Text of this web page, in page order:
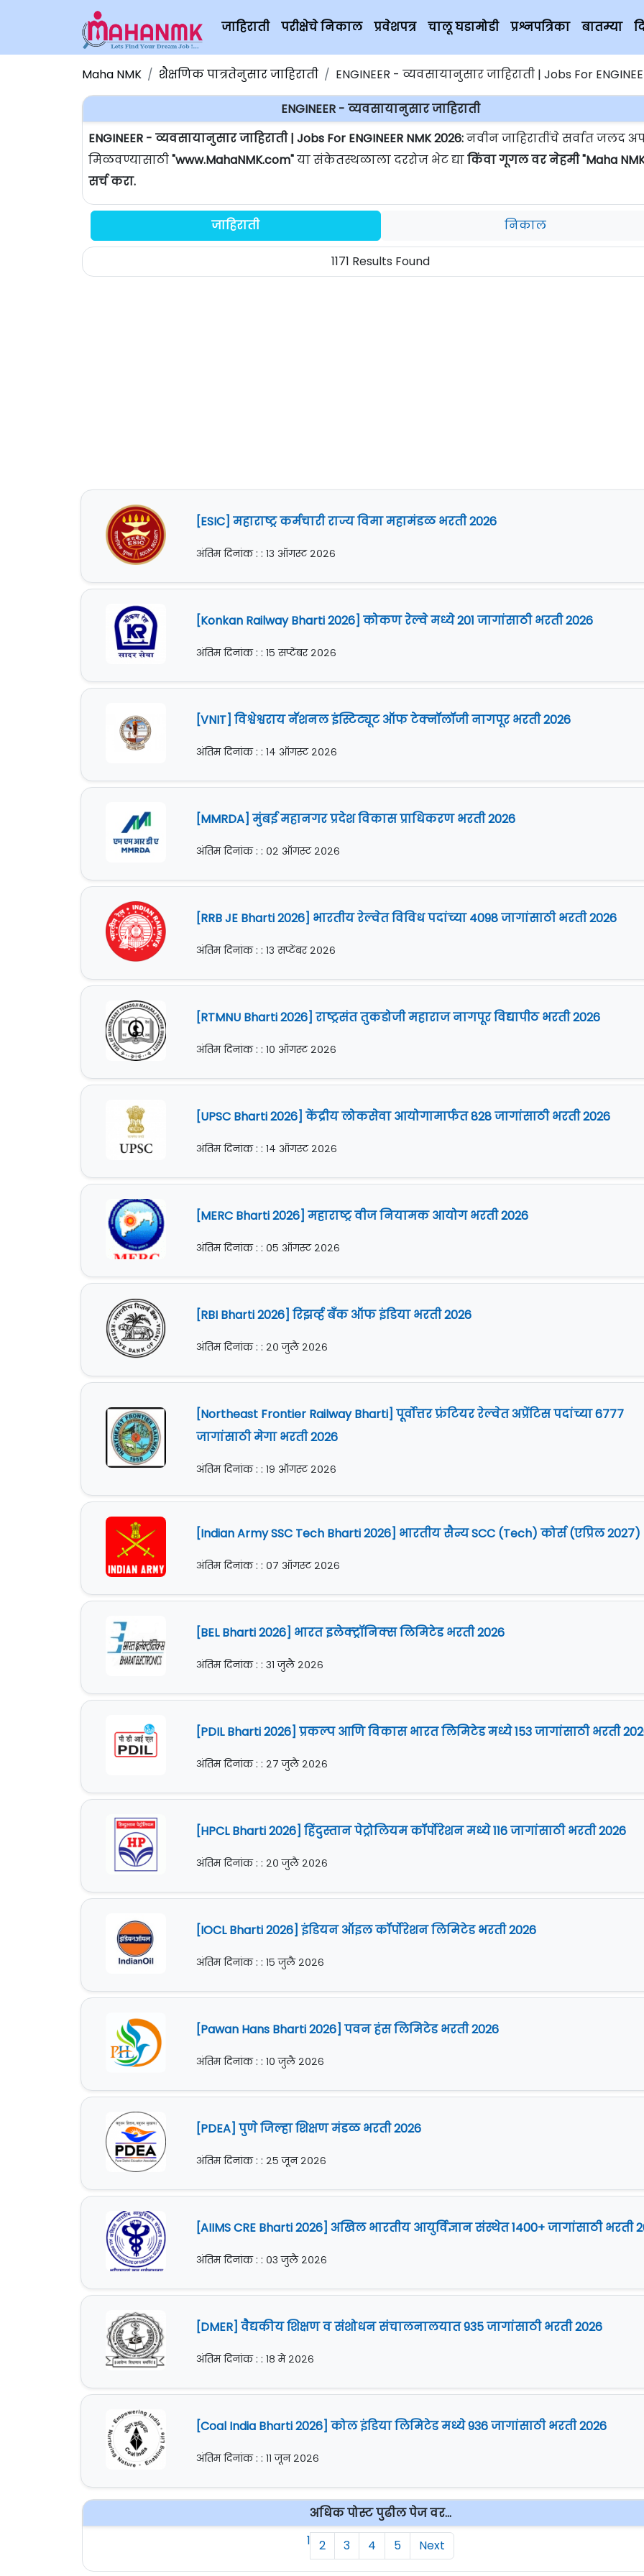
जाहिराती परीक्षेचे निकाल प्रवेशपत्र चालू घडामोडी प्रश्नपत्रिका बातम्या
Maha NMK शैक्षणिक पात्रतेनुसार जाहिराती ENGINEER - व्यवसायानुसार जाहिराती | Jobs For
ENGINEER - व्यवसायानुसार जाहिराती
ENGINEER - व्यवसायानुसार जाहिराती | Jobs For ENGINEER NMK 2026:नवीन जाहिरातींचे सर्वात जलद
मिळवण्यासाठी"www.MahaNMK.com"या संकेतस्थळाला दररोज भेट द्याकिंवा गूगल वर नेहमी "Maha
सर्च करा.
जाहिराती निकाल
1171 Results Found
[ESIC] महाराष्ट्र कर्मचारी राज्य विमा महामंडळ भरती 2026
अंतिम दिनांक : : १३ ऑगस्ट २०२६
[Konkan Railway Bharti 2026] कोकण रेल्वे मध्ये 201 जागांसाठी भरती 2026
अंतिम दिनांक : : १५ सप्टेंबर २०२६
[VNIT] विश्वेश्वराय नॅशनल इंस्टिट्यूट ऑफ टेक्नॉलॉजी नागपूर भरती 2026
अंतिम दिनांक : : १४ ऑगस्ट २०२६
[MMRDA] मुंबई महानगर प्रदेश विकास प्राधिकरण भरती 2026
अंतिम दिनांक : : ०२ ऑगस्ट २०२६
[RRB JE Bharti 2026] भारतीय रेल्वेत विविध पदांच्या 4098 जागांसाठी भरती 2026
अंतिम दिनांक : : १३ सप्टेंबर २०२६
[RTMNU Bharti 2026] राष्ट्रसंत तुकडोजी महाराज नागपूर विद्यापीठ भरती 2026
अंतिम दिनांक : : १० ऑगस्ट २०२६
[UPSC Bharti 2026] केंद्रीय लोकसेवा आयोगामार्फत 828 जागांसाठी भरती 2026
अंतिम दिनांक : : १४ ऑगस्ट २०२६
[MERC Bharti 2026] महाराष्ट्र वीज नियामक आयोग भरती 2026
अंतिम दिनांक : : ०५ ऑगस्ट २०२६
[RBI Bharti 2026] रिझर्व्ह बँक ऑफ इंडिया भरती 2026
अंतिम दिनांक : : २० जुलै २०२६
[Northeast Frontier Railway Bharti] पूर्वोत्तर फ्रंटियर रेल्वेत अप्रेंटिस पदांच्या 6777
जागांसाठी मेगा भरती 2026
अंतिम दिनांक : : १९ ऑगस्ट २०२६
[Indian Army SSC Tech Bharti 2026] भारतीय सैन्य SCC (Tech) कोर्स (एप्रिल 2027)
अंतिम दिनांक : : ०७ ऑगस्ट २०२६
[BEL Bharti 2026] भारत इलेक्ट्रॉनिक्स लिमिटेड भरती 2026
अंतिम दिनांक : : ३१ जुलै २०२६
[PDIL Bharti 2026] प्रकल्प आणि विकास भारत लिमिटेड मध्ये 153 जागांसाठी भरती
अंतिम दिनांक : : २७ जुलै २०२६
[HPCL Bharti 2026] हिंदुस्तान पेट्रोलियम कॉर्पोरेशन मध्ये 116 जागांसाठी भरती 2026
अंतिम दिनांक : : २० जुलै २०२६
[IOCL Bharti 2026] इंडियन ऑइल कॉर्पोरेशन लिमिटेड भरती 2026
अंतिम दिनांक : : १५ जुलै २०२६
[Pawan Hans Bharti 2026] पवन हंस लिमिटेड भरती 2026
अंतिम दिनांक : : १० जुलै २०२६
[PDEA] पुणे जिल्हा शिक्षण मंडळ भरती 2026
अंतिम दिनांक : : २५ जून २०२६
[AIIMS CRE Bharti 2026] अखिल भारतीय आयुर्विज्ञान संस्थेत 1400+ जागांसाठी भरती
अंतिम दिनांक : : ०३ जुलै २०२६
[DMER] वैद्यकीय शिक्षण व संशोधन संचालनालयात 935 जागांसाठी भरती 2026
अंतिम दिनांक : : १८ मे २०२६
[Coal India Bharti 2026] कोल इंडिया लिमिटेड मध्ये 936 जागांसाठी भरती 2026
अंतिम दिनांक : : ११ जून २०२६
अधिक पोस्ट पुढील पेज वर...
1 2 3 4 5 Next